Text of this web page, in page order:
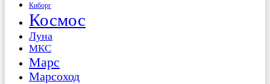
Киборг
Космос
Луна
МКС
Марс
Марсоход